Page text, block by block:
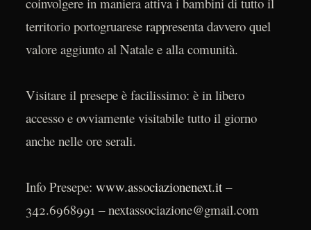
territorio portogruarese rappresenta davvero quel
valore aggiunto al Natale e alla comunità.
Visitare il presepe è facilissimo: è in libero
accesso e ovviamente visitabile tutto il giorno
anche nelle ore serali.
Info Presepe: www.associazionenext.it–
342.6968991 – nextassociazione@gmail.com